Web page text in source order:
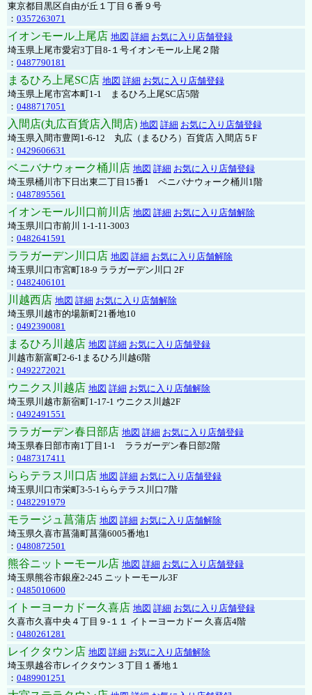
東京都目黒区自由が丘１丁目６番９号
： 0357263071
イオンモール上尾店 地図 詳細 お気に入り店舗登録
埼玉県上尾市愛宕3丁目8-１号イオンモール上尾２階
： 0487790181
まるひろ上尾SC店 地図 詳細 お気に入り店舗登録
埼玉県上尾市宮本町1-1 まるひろ上尾SC店5階
： 0488717051
入間店(丸広百貨店入間店) 地図 詳細 お気に入り店舗登録
埼玉県入間市豊岡1-6-12 丸広（まるひろ）百貨店 入間店５F
： 0429606631
ベニバナウォーク桶川店 地図 詳細 お気に入り店舗登録
埼玉県桶川市下日出東二丁目15番1 ベニバナウォーク桶川1階
： 0487895561
イオンモール川口前川店 地図 詳細 お気に入り店舗解除
埼玉県川口市前川 1-1-11-3003
： 0482641591
ララガーデン川口店 地図 詳細 お気に入り店舗解除
埼玉県川口市宮町18-9 ララガーデン川口 2F
： 0482406101
川越西店 地図 詳細 お気に入り店舗解除
埼玉県川越市的場新町21番地10
： 0492390081
まるひろ川越店 地図 詳細 お気に入り店舗登録
川越市新富町2-6-1まるひろ川越6階
： 0492272021
ウニクス川越店 地図 詳細 お気に入り店舗解除
埼玉県川越市新宿町1-17-1 ウニクス川越2F
： 0492491551
ララガーデン春日部店 地図 詳細 お気に入り店舗登録
埼玉県春日部市南1丁目1-1 ララガーデン春日部2階
： 0487317411
ららテラス川口店 地図 詳細 お気に入り店舗登録
埼玉県川口市栄町3-5-1ららテラス川口7階
： 0482291979
モラージュ菖蒲店 地図 詳細 お気に入り店舗解除
埼玉県久喜市菖蒲町菖蒲6005番地1
： 0480872501
熊谷ニットーモール店 地図 詳細 お気に入り店舗登録
埼玉県熊谷市銀座2-245 ニットーモール3F
： 0485010600
イトーヨーカドー久喜店 地図 詳細 お気に入り店舗登録
久喜市久喜中央４丁目９-１１ イトーヨーカドー 久喜店4階
： 0480261281
レイクタウン店 地図 詳細 お気に入り店舗解除
埼玉県越谷市レイクタウン３丁目１番地１
： 0489901251